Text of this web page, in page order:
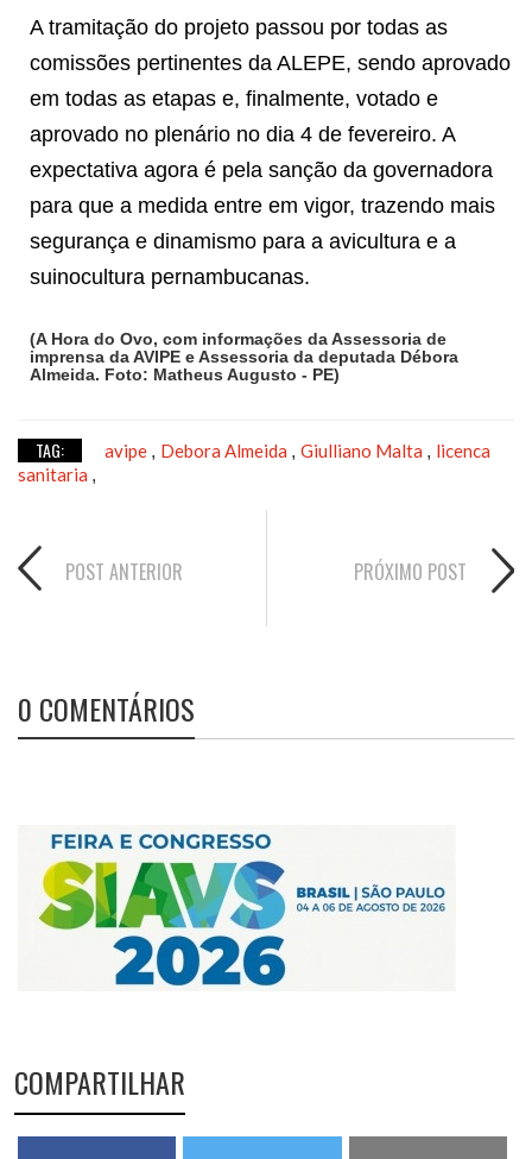
A tramitação do projeto passou por todas as
comissões pertinentes da ALEPE, sendo aprovado
em todas as etapas e, finalmente, votado e
aprovado no plenário no dia 4 de fevereiro. A
expectativa agora é pela sanção da governadora
para que a medida entre em vigor, trazendo mais
segurança e dinamismo para a avicultura e a
suinocultura pernambucanas.
(A Hora do Ovo, com informações da Assessoria de
imprensa da AVIPE e Assessoria da deputada Débora
Almeida. Foto: Matheus Augusto - PE)
TAG: avipe , Debora Almeida , Giulliano Malta , licenca
sanitaria ,
POST ANTERIOR PRÓXIMO POST
0 COMENTÁRIOS
COMPARTILHAR